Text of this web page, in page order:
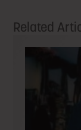
Related